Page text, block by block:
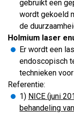
gebruikt een
wordt gekoeld
de
Holmium laser
Er wordt een
endoscopisch
technieken
Referentie:
1) NICE (juni
behandeling